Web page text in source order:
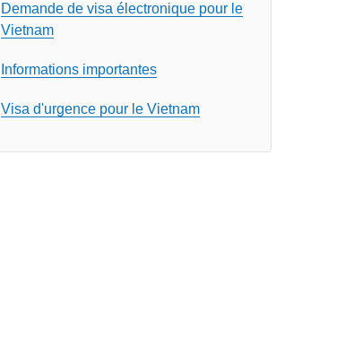
Demande de visa électronique pour le
Vietnam
Informations importantes
Visa d'urgence pour le Vietnam